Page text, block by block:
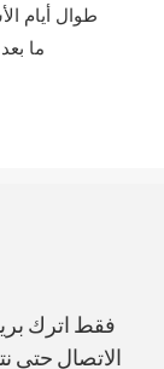
طوال أيام
ما
فقط اترك
الاتصال